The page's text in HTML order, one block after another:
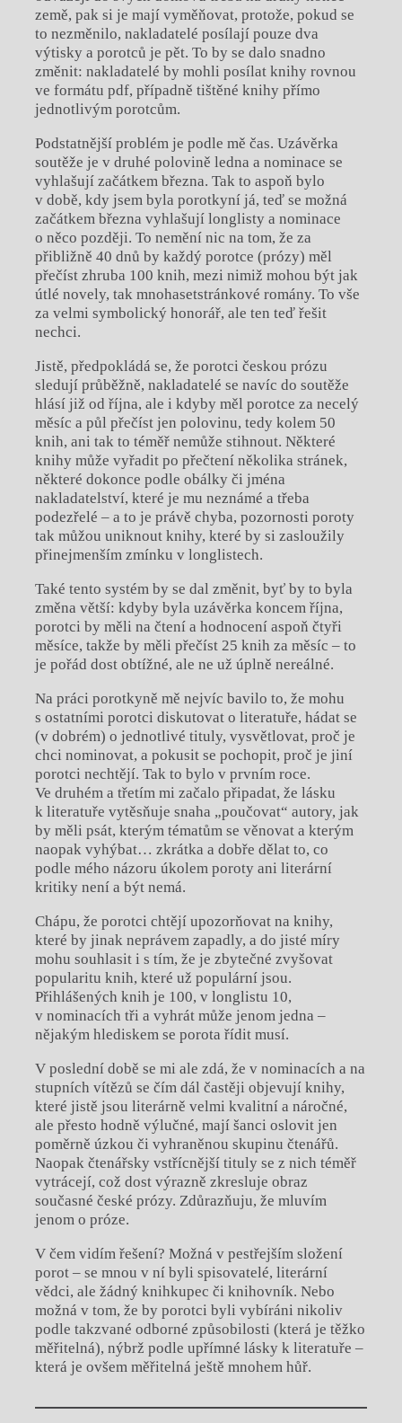
země, pak si je mají vyměňovat, protože, pokud se
to nezměnilo, nakladatelé posílají pouze dva
výtisky a porotců je pět. To by se dalo snadno
změnit: nakladatelé by mohli posílat knihy rovnou
ve formátu pdf, případně tištěné knihy přímo
jednotlivým porotcům.
Podstatnější problém je podle mě čas. Uzávěrka
soutěže je v druhé polovině ledna a nominace se
vyhlašují začátkem března. Tak to aspoň bylo
v době, kdy jsem byla porotkyní já, teď se možná
začátkem března vyhlašují longlisty a nominace
o něco později. To nemění nic na tom, že za
přibližně 40 dnů by každý porotce (prózy) měl
přečíst zhruba 100 knih, mezi nimiž mohou být jak
útlé novely, tak mnohasetstránkové romány. To vše
za velmi symbolický honorář, ale ten teď řešit
nechci.
Jistě, předpokládá se, že porotci českou prózu
sledují průběžně, nakladatelé se navíc do soutěže
hlásí již od října, ale i kdyby měl porotce za necelý
měsíc a půl přečíst jen polovinu, tedy kolem 50
knih, ani tak to téměř nemůže stihnout. Některé
knihy může vyřadit po přečtení několika stránek,
některé dokonce podle obálky či jména
nakladatelství, které je mu neznámé a třeba
podezřelé – a to je právě chyba, pozornosti poroty
tak můžou uniknout knihy, které by si zasloužily
přinejmenším zmínku v longlistech.
Také tento systém by se dal změnit, byť by to byla
změna větší: kdyby byla uzávěrka koncem října,
porotci by měli na čtení a hodnocení aspoň čtyři
měsíce, takže by měli přečíst 25 knih za měsíc – to
je pořád dost obtížné, ale ne už úplně nereálné.
Na práci porotkyně mě nejvíc bavilo to, že mohu
s ostatními porotci diskutovat o literatuře, hádat se
(v dobrém) o jednotlivé tituly, vysvětlovat, proč je
chci nominovat, a pokusit se pochopit, proč je jiní
porotci nechtějí. Tak to bylo v prvním roce.
Ve druhém a třetím mi začalo připadat, že lásku
k literatuře vytěsňuje snaha „poučovat“ autory, jak
by měli psát, kterým tématům se věnovat a kterým
naopak vyhýbat… zkrátka a dobře dělat to, co
podle mého názoru úkolem poroty ani literární
kritiky není a být nemá.
Chápu, že porotci chtějí upozorňovat na knihy,
které by jinak neprávem zapadly, a do jisté míry
mohu souhlasit i s tím, že je zbytečné zvyšovat
popularitu knih, které už populární jsou.
Přihlášených knih je 100, v longlistu 10,
v nominacích tři a vyhrát může jenom jedna –
nějakým hlediskem se porota řídit musí.
V poslední době se mi ale zdá, že v nominacích a na
stupních vítězů se čím dál častěji objevují knihy,
které jistě jsou literárně velmi kvalitní a náročné,
ale přesto hodně výlučné, mají šanci oslovit jen
poměrně úzkou či vyhraněnou skupinu čtenářů.
Naopak čtenářsky vstřícnější tituly se z nich téměř
vytrácejí, což dost výrazně zkresluje obraz
současné české prózy. Zdůrazňuju, že mluvím
jenom o próze.
V čem vidím řešení? Možná v pestřejším složení
porot – se mnou v ní byli spisovatelé, literární
vědci, ale žádný knihkupec či knihovník. Nebo
možná v tom, že by porotci byli vybíráni nikoliv
podle takzvané odborné způsobilosti (která je těžko
měřitelná), nýbrž podle upřímné lásky k literatuře –
která je ovšem měřitelná ještě mnohem hůř.